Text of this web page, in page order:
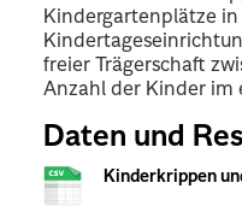
Kindergartenplätze
freier Trägerschaft
Anzahl der Kinder im
Daten und
Kinderkrippen